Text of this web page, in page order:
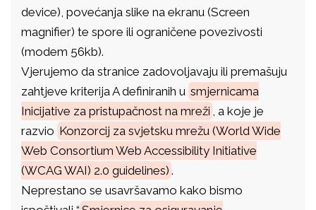
device), povećanja slike na ekranu (Screen
magnifier) te spore ili ograničene povezivosti
(modem 56kb).
Vjerujemo da stranice zadovoljavaju ili premašuju
zahtjeve kriterija A definiranih u smjernicama
Inicijative za pristupačnost na mreži , a koje je
razvio Konzorcij za svjetsku mrežu (World Wide
Web Consortium Web Accessibility Initiative
(WCAG WAI) 2.0 guidelines) .
Neprestano se usavršavamo kako bismo